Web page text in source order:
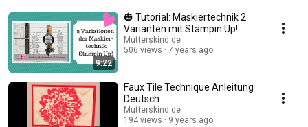
9:22
🎃 Tutorial: Maskiertechnik 2
Varianten mit Stampin Up!
Mutterskind.de
506 views
7 years ago
Faux Tile Technique Anleitung
Deutsch
Mutterskind.de
194 views
9 years ago